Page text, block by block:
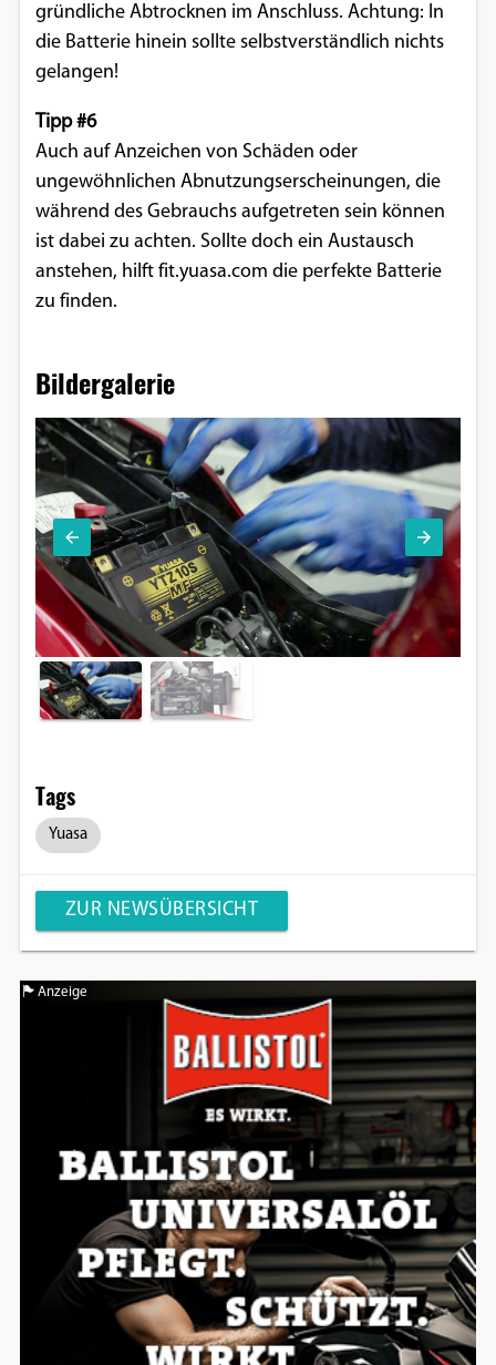
gründliche Abtrocknen im Anschluss. Achtung: In
die Batterie hinein sollte selbstverständlich nichts
gelangen!
Tipp #6
Auch auf Anzeichen von Schäden oder
ungewöhnlichen Abnutzungserscheinungen, die
während des Gebrauchs aufgetreten sein können
ist dabei zu achten. Sollte doch ein Austausch
anstehen, hilft fit.yuasa.com die perfekte Batterie
zu finden.
Bildergalerie
Tags
Yuasa
ZUR NEWSÜBERSICHT
Anzeige